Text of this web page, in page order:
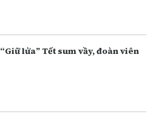
“Giữ lửa” Tết sum vầy, đoàn viên